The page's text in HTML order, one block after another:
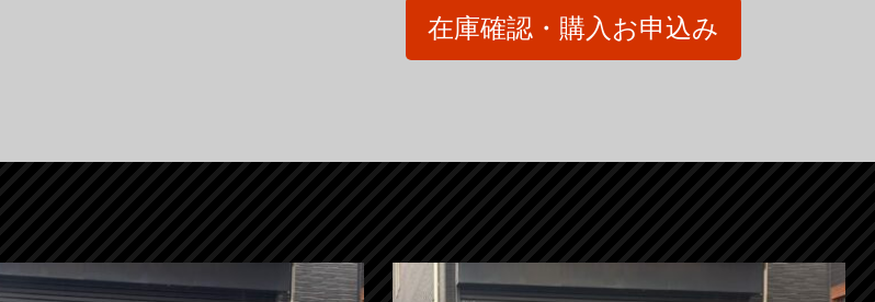
在庫確認・購入お申込み